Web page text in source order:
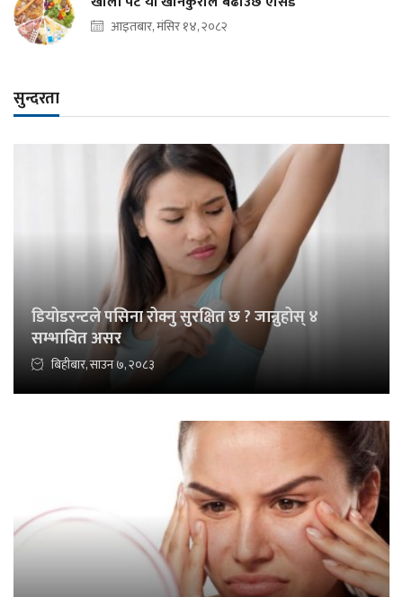
आइतबार, मंसिर १४, २०८२
सुन्दरता
डियोडरन्टले पसिना रोक्नु सुरक्षित छ ? जान्नुहोस् ४
सम्भावित असर
बिहीबार, साउन ७, २०८३